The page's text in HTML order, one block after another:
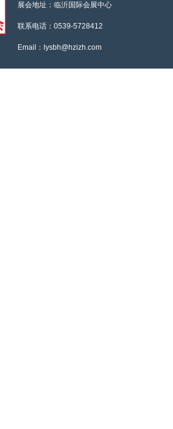
展会地址：临沂国际会展中心
联系电话：0539-5728412
Email：lysbh@hzizh.com